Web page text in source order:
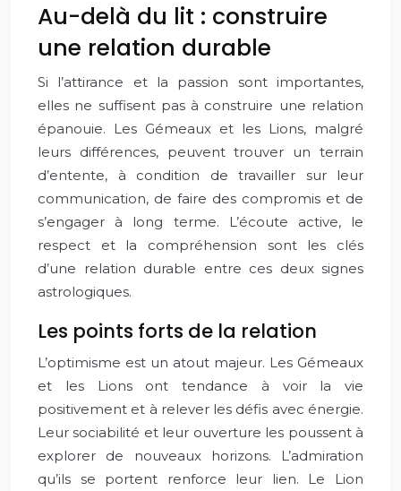
Au-delà du lit : construire
une relation durable
Si l’attirance et la passion sont importantes,
elles ne suffisent pas à construire une relation
épanouie. Les Gémeaux et les Lions, malgré
leurs différences, peuvent trouver un terrain
d’entente, à condition de travailler sur leur
communication, de faire des compromis et de
s’engager à long terme. L’écoute active, le
respect et la compréhension sont les clés
d’une relation durable entre ces deux signes
astrologiques.
Les points forts de la relation
L’optimisme est un atout majeur. Les Gémeaux
et les Lions ont tendance à voir la vie
positivement et à relever les défis avec énergie.
Leur sociabilité et leur ouverture les poussent à
explorer de nouveaux horizons. L’admiration
qu’ils se portent renforce leur lien. Le Lion